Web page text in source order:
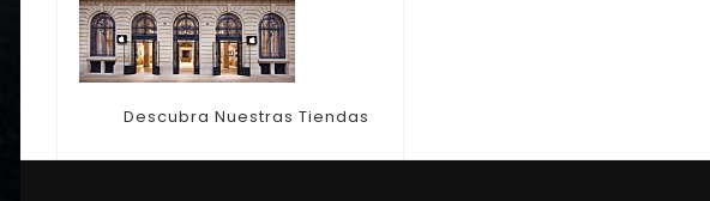
Descubra Nuestras Tiendas